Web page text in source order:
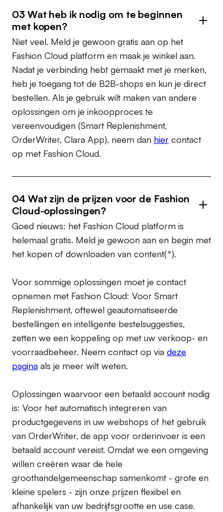
03 Wat heb ik nodig om te beginnen
met kopen?
Niet veel. Meld je gewoon gratis aan op het
Fashion Cloud platform en maak je winkel aan.
Nadat je verbinding hebt gemaakt met je merken,
heb je toegang tot de B2B-shops en kun je direct
bestellen. Als je gebruik wilt maken van andere
oplossingen om je inkoopproces te
vereenvoudigen (Smart Replenishment,
OrderWriter, Clara App), neem dan hier contact
op met Fashion Cloud.
04 Wat zijn de prijzen voor de Fashion
Cloud-oplossingen?
Goed nieuws: het Fashion Cloud platform is
helemaal gratis. Meld je gewoon aan en begin met
het kopen of downloaden van content(*).
Voor sommige oplossingen moet je contact
opnemen met Fashion Cloud: Voor Smart
Replenishment, oftewel geautomatiseerde
bestellingen en intelligente bestelsuggesties,
zetten we een koppeling op met uw verkoop- en
voorraadbeheer. Neem contact op via deze
pagina als je meer wilt weten.
Oplossingen waarvoor een betaald account nodig
is: Voor het automatisch integreren van
productgegevens in uw webshops of het gebruik
van OrderWriter, de app voor orderinvoer is een
betaald account vereist. Omdat we een omgeving
willen creëren waar de hele
groothandelgemeenschap samenkomt - grote en
kleine spelers - zijn onze prijzen flexibel en
afhankelijk van uw bedrijfsgrootte en use case.